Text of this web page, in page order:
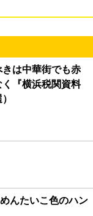
は中華街でも赤
『横浜税関資料
んたいこ色のハン